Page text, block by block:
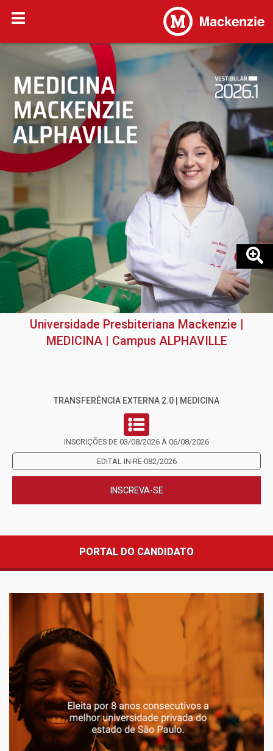
Universidade Presbiteriana Mackenzie |
MEDICINA | Campus ALPHAVILLE
TRANSFERÊNCIA EXTERNA 2.0 | MEDICINA
INSCRIÇÕES DE 03/08/2026 À 06/08/2026
EDITAL IN-RE-082/2026
INSCREVA-SE
PORTAL DO CANDIDATO